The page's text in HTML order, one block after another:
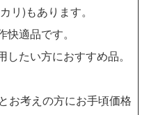
リ)もあります。
適品です。
たい方におすすめ品。
お考えの方にお手頃価格